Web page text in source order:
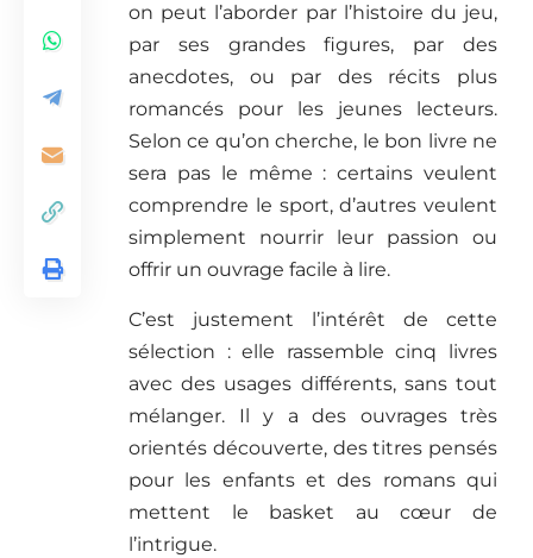
on peut l’aborder par l’histoire du jeu,
par ses grandes figures, par des
anecdotes, ou par des récits plus
romancés pour les jeunes lecteurs.
Selon ce qu’on cherche, le bon livre ne
sera pas le même : certains veulent
comprendre le sport, d’autres veulent
simplement nourrir leur passion ou
offrir un ouvrage facile à lire.
C’est justement l’intérêt de cette
sélection : elle rassemble cinq livres
avec des usages différents, sans tout
mélanger. Il y a des ouvrages très
orientés découverte, des titres pensés
pour les enfants et des romans qui
mettent le basket au cœur de
l’intrigue.